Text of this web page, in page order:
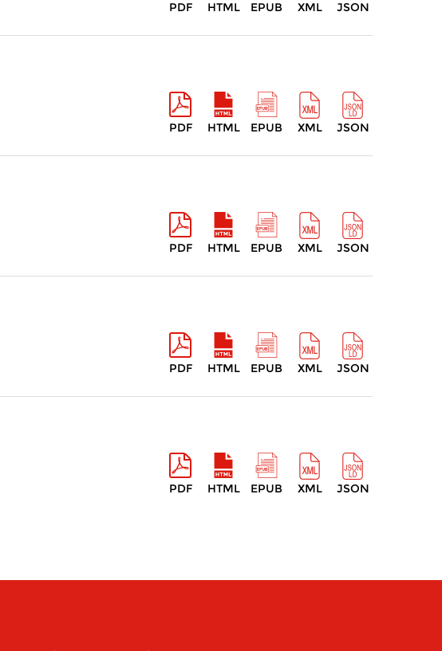
PDF HTML EPUB XML JSON
PDF HTML EPUB XML JSON
PDF HTML EPUB XML JSON
PDF HTML EPUB XML JSON
PDF HTML EPUB XML JSON